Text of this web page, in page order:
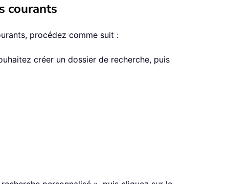
courants
procédez comme suit :
créer un dossier de recherche, puis